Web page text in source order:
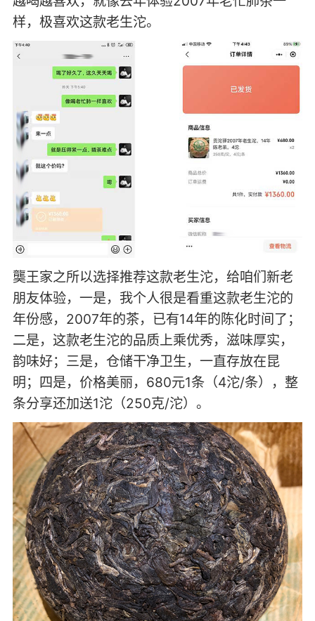
样，极喜欢这款老生沱。
龑王家之所以选择推荐这款老生沱，给咱们新老
朋友体验，一是，我个人很是看重这款老生沱的
年份感，2007年的茶，已有14年的陈化时间了；
二是，这款老生沱的品质上乘优秀，滋味厚实，
韵味好；三是，仓储干净卫生，一直存放在昆
明；四是，价格美丽，680元1条（4沱/条），整
条分享还加送1沱（250克/沱）。